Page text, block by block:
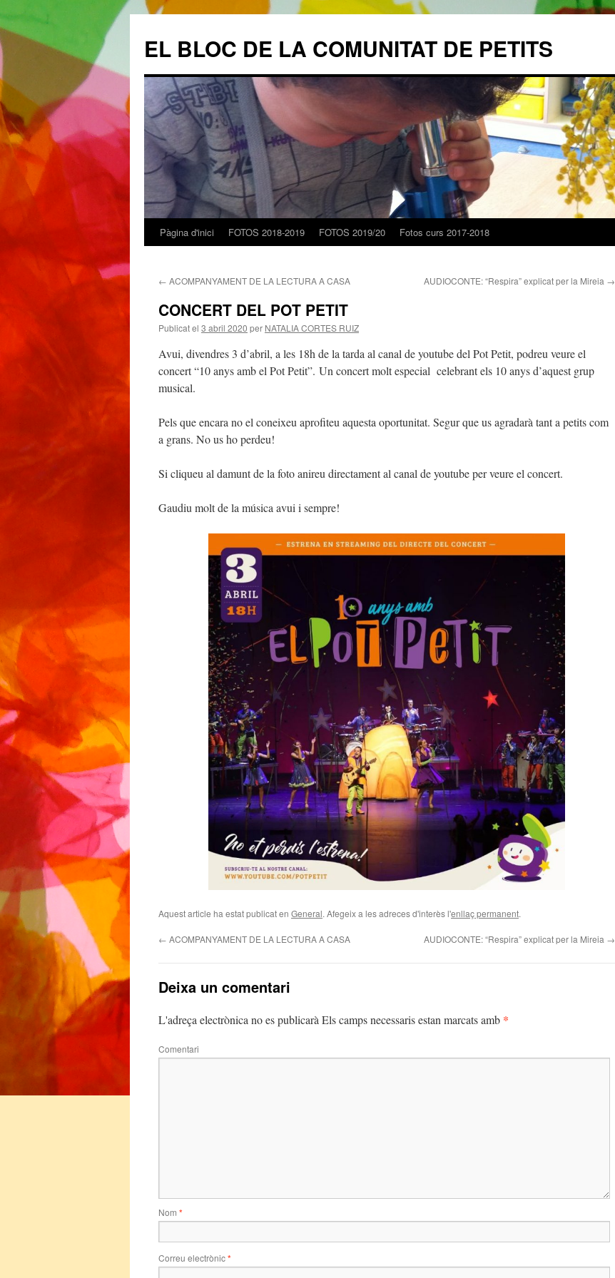
EL BLOC DE LA COMUNITAT DE PETITS
Vés
contingut
Pàgina d'inici FOTOS 2018-2019 FOTOS 2019/20 Fotos curs 2017-2018
← ACOMPANYAMENT DE LA LECTURA A CASA AUDIOCONTE: “Respira” explicat per la Mireia →
CONCERT DEL POT PETIT
Publicat el 3 abril 2020 per NATALIA CORTES RUIZ
Avui, divendres 3 d’abril, a les 18h de la tarda al canal de youtube del Pot Petit, podreu veure el
concert “10 anys amb el Pot Petit”. Un concert molt especial celebrant els 10 anys d’aquest grup
musical.
Pels que encara no el coneixeu aprofiteu aquesta oportunitat. Segur que us agradarà tant a petits com
a grans. No us ho perdeu!
Si cliqueu al damunt de la foto anireu directament al canal de youtube per veure el concert.
Gaudiu molt de la música avui i sempre!
Aquest article ha estat publicat en General. Afegeix a les adreces d'interès l'enllaç permanent.
← ACOMPANYAMENT DE LA LECTURA A CASA AUDIOCONTE: “Respira” explicat per la Mireia →
Deixa un comentari
L'adreça electrònica no es publicarà Els camps necessaris estan marcats amb *
Comentari
Nom *
Correu electrònic*